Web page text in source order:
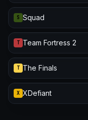
S Squad
T Team Fortress 2
T The Finals
X XDefiant